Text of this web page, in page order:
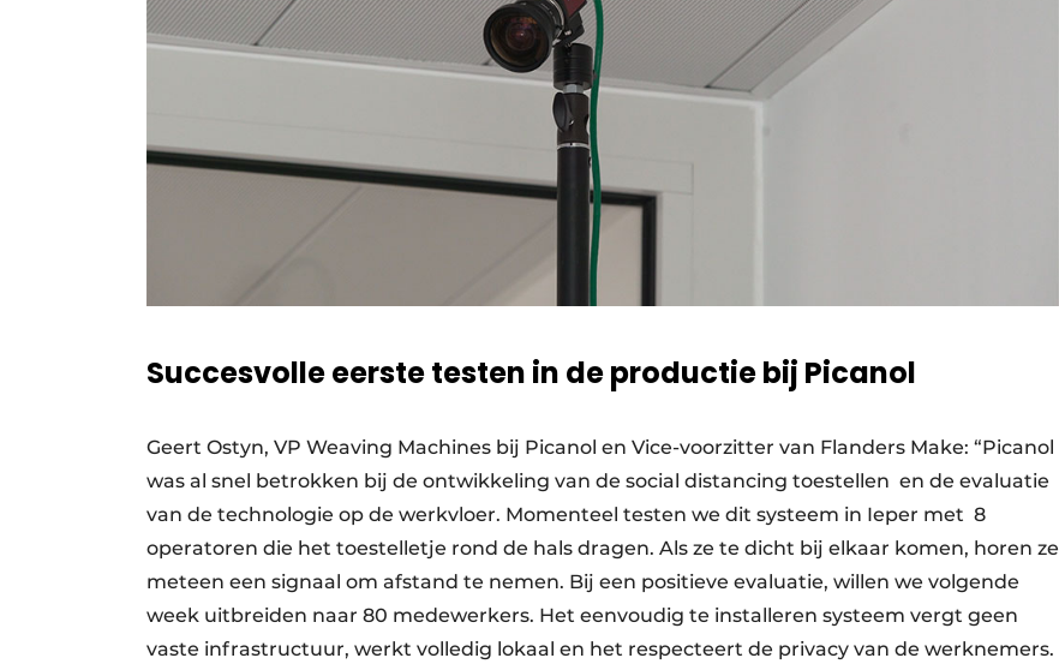
Succesvolle eerste testen in de productie bij Picanol
Geert Ostyn, VP Weaving Machines bij Picanol en Vice-voorzitter van Flanders Make: “Picanol
was al snel betrokken bij de ontwikkeling van de social distancing toestellen en de evaluatie
van de technologie op de werkvloer. Momenteel testen we dit systeem in Ieper met 8
operatoren die het toestelletje rond de hals dragen. Als ze te dicht bij elkaar komen, horen ze
meteen een signaal om afstand te nemen. Bij een positieve evaluatie, willen we volgende
week uitbreiden naar 80 medewerkers. Het eenvoudig te installeren systeem vergt geen
vaste infrastructuur, werkt volledig lokaal en het respecteert de privacy van de werknemers.